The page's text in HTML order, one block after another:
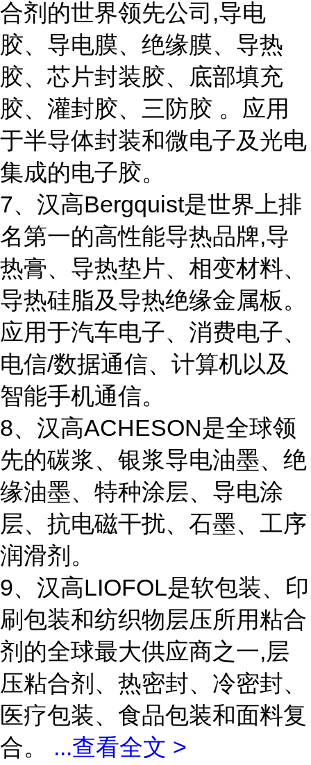
合剂的世界领先公司,导电
胶、导电膜、绝缘膜、导热
胶、芯片封装胶、底部填充
胶、灌封胶、三防胶 。应用
于半导体封装和微电子及光电
集成的电子胶。
7、汉高Bergquist是世界上排
名第一的高性能导热品牌,导
热膏、导热垫片、相变材料、
导热硅脂及导热绝缘金属板。
应用于汽车电子、消费电子、
电信/数据通信、计算机以及
智能手机通信。
8、汉高ACHESON是全球领
先的碳浆、银浆导电油墨、绝
缘油墨、特种涂层、导电涂
层、抗电磁干扰、石墨、工序
润滑剂。
9、汉高LIOFOL是软包装、印
刷包装和纺织物层压所用粘合
剂的全球最大供应商之一,层
压粘合剂、热密封、冷密封、
医疗包装、食品包装和面料复
合。 ...查看全文 >